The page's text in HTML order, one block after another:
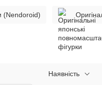
(Nendoroid)
Наявність